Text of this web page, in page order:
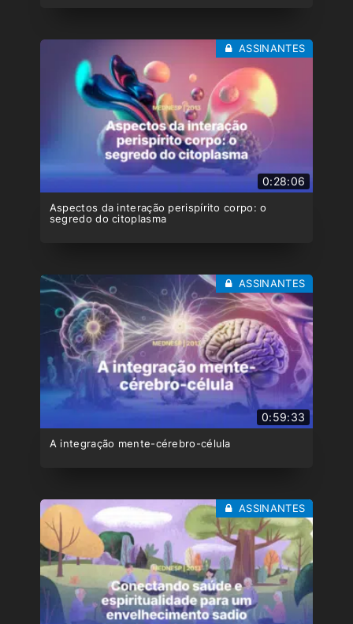
0:28:06
Aspectos da interação perispírito corpo: o
segredo do citoplasma
ASSINANTES
0:59:33
A integração mente-cérebro-célula
ASSINANTES
ASSINANTES